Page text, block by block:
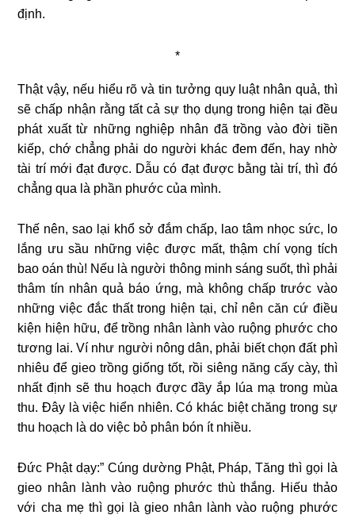
định.
*
Thật vậy, nếu hiểu rõ và tin tưởng quy luật nhân quả, thì
sẽ chấp nhận rằng tất cả sự thọ dụng trong hiện tại đều
phát xuất từ những nghiệp nhân đã trồng vào đời tiền
kiếp, chớ chẳng phải do người khác đem đến, hay nhờ
tài trí mới đạt được. Dẫu có đạt được bằng tài trí, thì đó
chẳng qua là phần phước của mình.
Thế nên, sao lại khổ sở đắm chấp, lao tâm nhọc sức, lo
lắng ưu sầu những việc được mất, thậm chí vọng tích
bao oán thù! Nếu là người thông minh sáng suốt, thì phải
thâm tín nhân quả báo ứng, mà không chấp trước vào
những việc đắc thất trong hiện tại, chỉ nên căn cứ điều
kiện hiện hữu, để trồng nhân lành vào ruộng phước cho
tương lai. Ví như người nông dân, phải biết chọn đất phì
nhiêu để gieo trồng giống tốt, rồi siêng năng cấy cày, thì
nhất định sẽ thu hoạch được đầy ắp lúa mạ trong mùa
thu. Ðây là việc hiển nhiên. Có khác biệt chăng trong sự
thu hoạch là do việc bỏ phân bón ít nhiều.
Ðức Phật dạy:” Cúng dường Phật, Pháp, Tăng thì gọi là
gieo nhân lành vào ruộng phước thù thắng. Hiếu thảo
với cha mẹ thì gọi là gieo nhân lành vào ruộng phước